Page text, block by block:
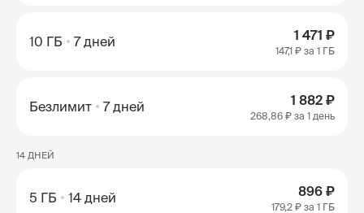
10 ГБ 7 дней 1 471 ₽
147,1 ₽ за 1 ГБ
Безлимит 7 дней 1 882 ₽
268,86 ₽ за 1 день
14 ДНЕЙ
5 ГБ 14 дней 896 ₽
179,2 ₽ за 1 ГБ